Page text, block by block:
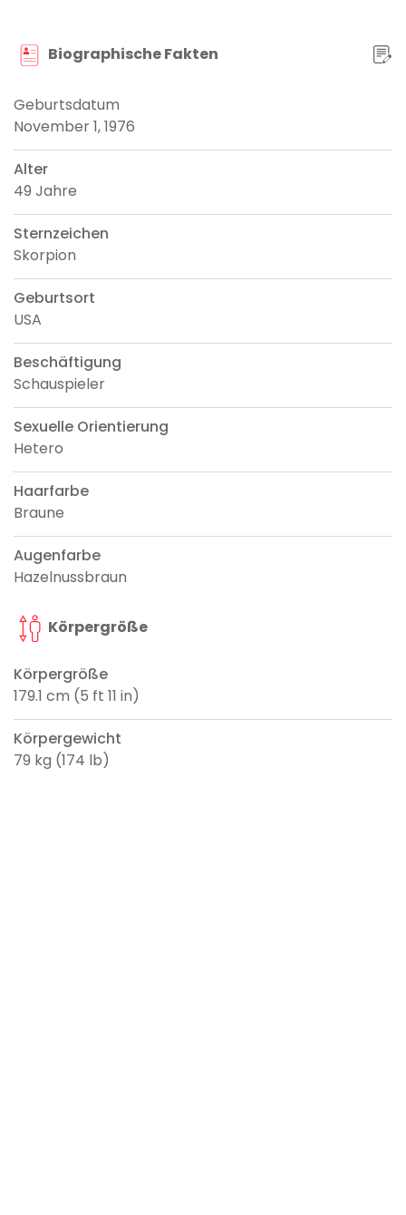
Biographische Fakten
Geburtsdatum
November 1, 1976
Alter
49 Jahre
Sternzeichen
Skorpion
Geburtsort
USA
Beschäftigung
Schauspieler
Sexuelle Orientierung
Hetero
Haarfarbe
Braune
Augenfarbe
Hazelnussbraun
Körpergröße
Körpergröße
179.1 cm (5 ft 11 in)
Körpergewicht
79 kg (174 lb)